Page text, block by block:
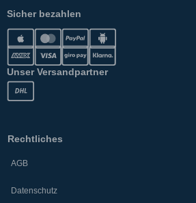
Sicher bezahlen
Unser Versandpartner
Rechtliches
AGB
Datenschutz